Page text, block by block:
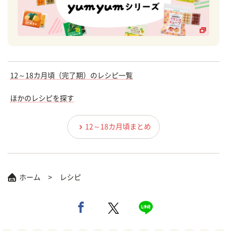
12～18カ月頃（完了期）のレシピ一覧
ほかのレシピを探す
12～18カ月頃まとめ
ホーム レシピ